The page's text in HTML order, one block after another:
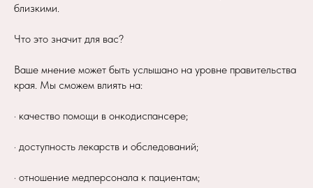
близкими.
Что это значит для вас?
Ваше мнение может быть услышано на уровне правительства
края. Мы сможем влиять на:
· качество помощи в онкодиспансере;
· доступность лекарств и обследований;
· отношение медперсонала к пациентам;